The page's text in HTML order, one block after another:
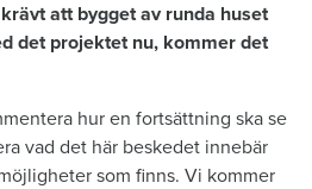
att bygget av runda huset
det projektet nu, kommer det
hur en fortsättning ska se
vad det här beskedet innebär
som finns. Vi kommer